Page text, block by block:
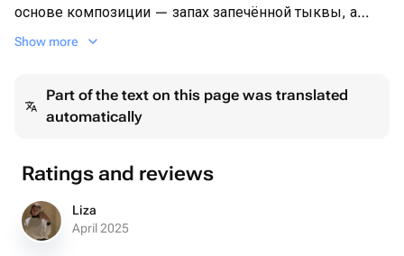
основе композиции — запах запечённой тыквы, а
верхняя нота представлена сливочным маслом и
пекан и ваниль.
▲ Верхние: апельсиновая цедра, сливочное масло
◒ Средние: тыква
▨ Базовые: карамель, клен, орех пекан и ваниль
Show more
Part of the text on this page was translated
automatically
Ratings and reviews
Liza
April 2025